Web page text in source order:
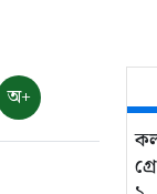
অ+